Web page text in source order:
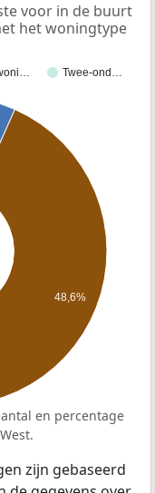
voor in de buurt
het woningtype
Twee-ond…
48,6%
en percentage
zijn gebaseerd